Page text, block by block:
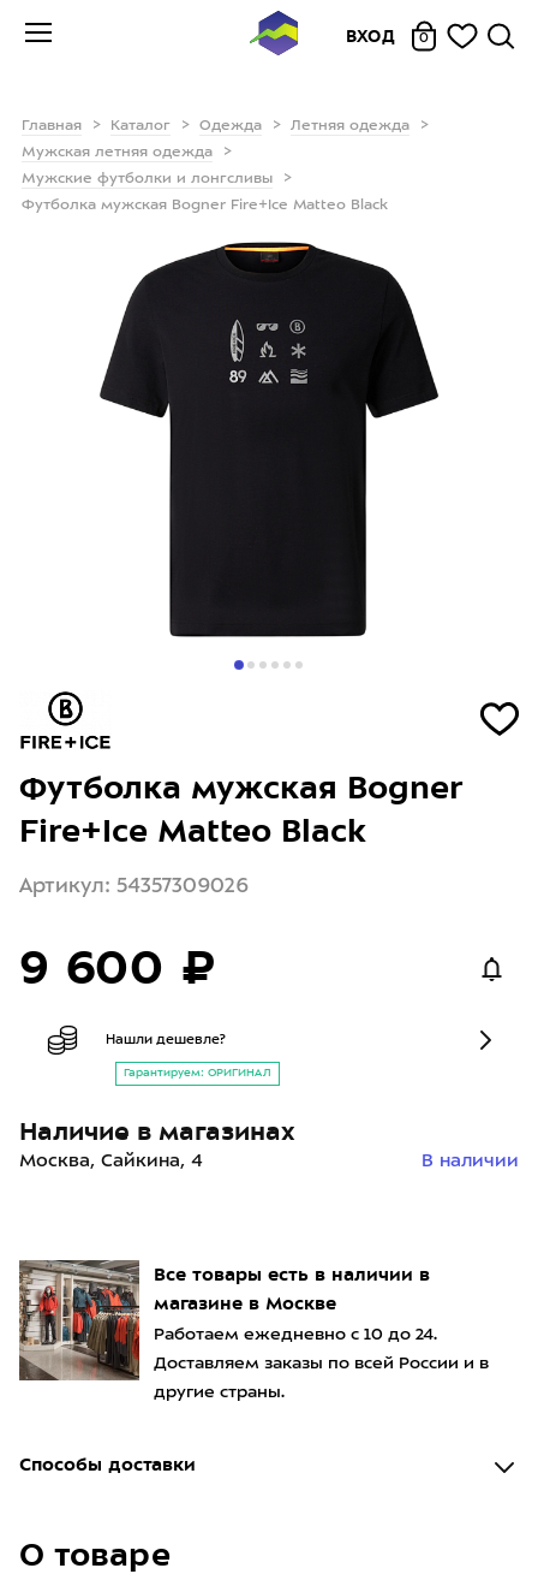
ВХОД 0
Главная Каталог Одежда
Летняя одежда
Мужская летняя одежда
Мужские футболки и лонгсливы
Футболка мужская Bogner Fire+Ice Matteo Black
Все товары есть в наличии в
магазине в Москве
Работаем ежедневно с 10 до 24.
Доставляем заказы по всей России и в
другие страны.
Способы доставки
О товаре
Футболка мужская Bogner
Fire+Ice Matteo Black
Артикул: 54357309026
9 600 ₽
Нашли дешевле?
Гарантируем: ОРИГИНАЛ
Наличие в магазинах
Москва, Сайкина, 4 В наличии